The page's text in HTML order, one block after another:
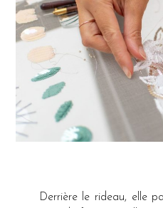
Derrière le rideau, elle